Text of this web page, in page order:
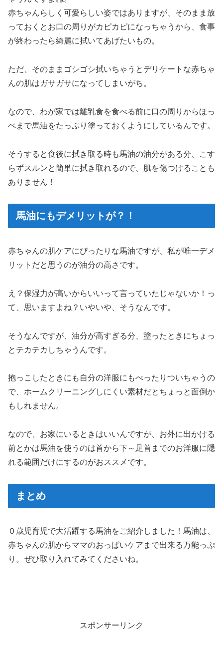
赤ちゃんらしく可愛らしい姿ではありますが、そのまま放
っておくとお口の周りがカピカピになっちゃうから、食事
が終わったら綺麗に拭いてあげたいもの。
ただ、そのままゴシゴシ拭いちゃうとデリケートな赤ちゃ
んの肌はガサガサになってしまいがち。
なので、わが家では離乳食を食べる前に口の周りからほっ
ぺまで馬油をたっぷり塗っておくようにしているんです。
そうすると食後に拭き取る時も馬油の油分がある分、こす
らずスルンと簡単に拭き取れるので、肌を傷つけることも
ありません！
馬油にもデメリットが？！
赤ちゃんの肌ケアにぴったりな馬油ですが、私が唯一デメ
リットだと思うのが油分の高さです。
え？保湿力が高いからいいって言っていたじゃないか！っ
て、思いますよね？いやいや、そうなんです。
そうなんですが、油分が高すぎる分、塗ったときにちょっ
とテカテカしちゃうんです。
抱っこしたときにも自分の洋服にもべったりついちゃうの
で、ホームクリーニングしにくい素材だとちょっと面倒か
もしれません。
なので、お家にいるときはいいんですが、お外に出かける
前とかは馬油を使うのは首から下～足首までのお洋服に隠
れる範囲だけにするのがおススメです。
まとめ
０歳児育児で大活躍する馬油をご紹介しました！馬油は、
赤ちゃんの肌からママのおっぱいケアまで出来る万能っぷ
り。ぜひ取り入れてみてくださいね。
スポンサーリンク